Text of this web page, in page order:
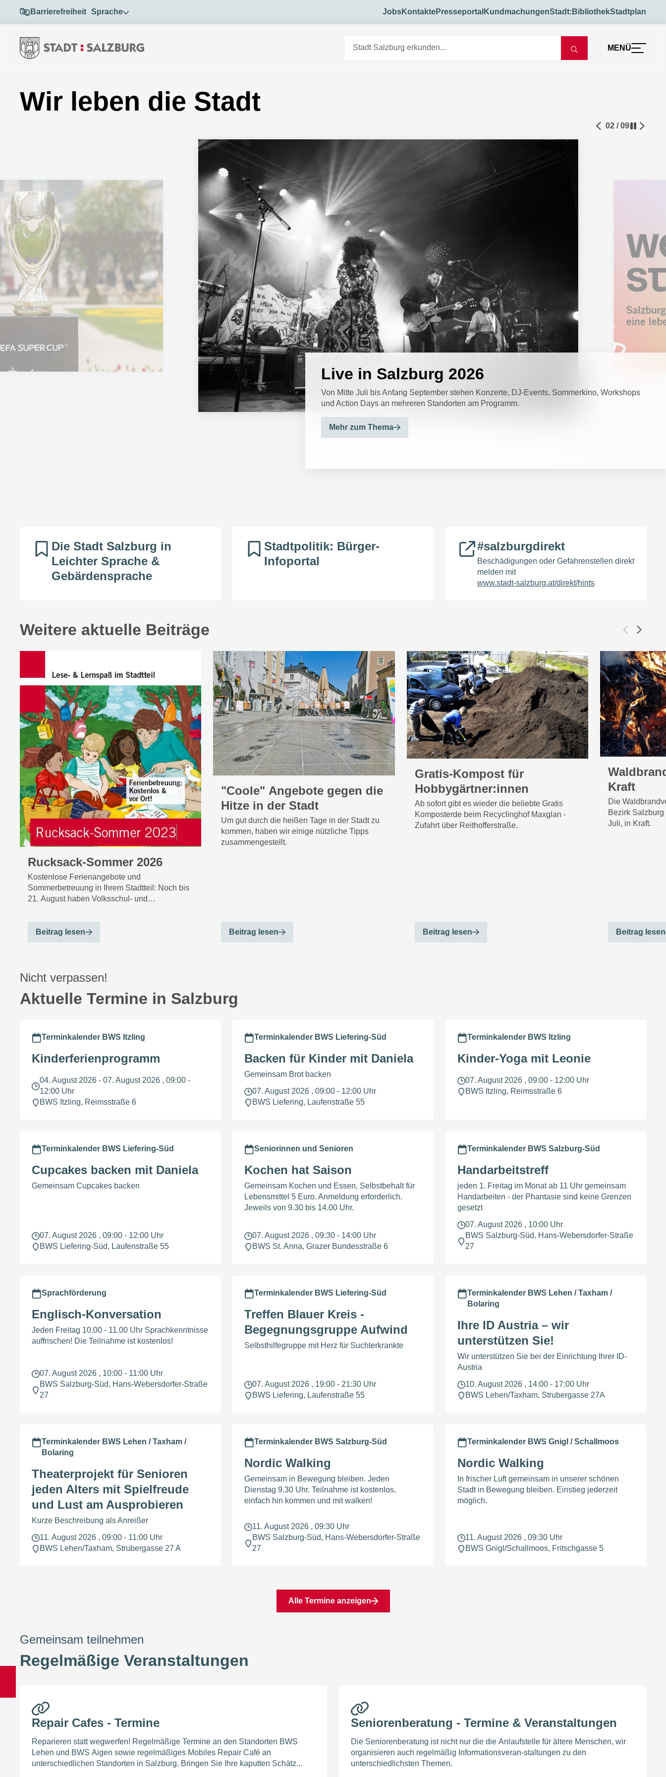
Barrierefreiheit Sprache JobsKontaktePresseportal KundmachungenStadt:BibliothekStadtplan
MENÜ
Wir leben die Stadt
02 / 09
Mehr zum Thema
Live in Salzburg 2026
Von Mitte Juli bis Anfang September stehen Konzerte, DJ-Events, Sommerkino, Workshops
und Action Days an mehreren Standorten am Programm.
Mehr zum Thema
Mehr zum Thema
Mehr zum Thema
Mehr zum Thema
Die Stadt Salzburg in
Leichter Sprache &
Gebärdensprache
Stadtpolitik: Bürger-
Infoportal
#salzburgdirekt
Beschädigungen oder Gefahrenstellen direkt
melden mit
www.stadt-salzburg.at/direkt/hints
Weitere aktuelle Beiträge
Rucksack-Sommer 2026
Kostenlose Ferienangebote und
Sommerbetreuung in Ihrem Stadtteil: Noch bis
21. August haben Volksschul- und
Basteln und Üben.
Beitrag lesen
"Coole" Angebote gegen die
Hitze in der Stadt
Um gut durch die heißen Tage in der Stadt zu
kommen, haben wir einige nützliche Tipps
zusammengestellt.
Beitrag lesen
Gratis-Kompost für
Hobbygärtner:innen
Ab sofort gibt es wieder die beliebte Gratis
Komposterde beim Recyclinghof Maxglan -
Zufahrt über Reithofferstraße.
Beitrag lesen
Kraft
Die
Bezirk
Juli, in Kraft.
Beitrag lesen
Nicht verpassen!
Aktuelle Termine in Salzburg
Terminkalender BWS Itzling
Kinderferienprogramm
04. August 2026 - 07. August 2026 , 09:00 -
12:00 Uhr
BWS Itzling, Reimsstraße 6
Terminkalender BWS Liefering-Süd
Backen für Kinder mit Daniela
Gemeinsam Brot backen
07. August 2026 , 09:00 - 12:00 Uhr
BWS Liefering, Laufenstraße 55
Terminkalender BWS Itzling
Kinder-Yoga mit Leonie
07. August 2026 , 09:00 - 12:00 Uhr
BWS Itzling, Reimsstraße 6
Terminkalender BWS Liefering-Süd
Cupcakes backen mit Daniela
Gemeinsam Cupcakes backen
07. August 2026 , 09:00 - 12:00 Uhr
BWS Liefering-Süd, Laufenstraße 55
Seniorinnen und Senioren
Kochen hat Saison
Gemeinsam Kochen und Essen, Selbstbehalt für
Lebensmittel 5 Euro. Anmeldung erforderlich.
Jeweils von 9.30 bis 14.00 Uhr.
07. August 2026 , 09:30 - 14:00 Uhr
BWS St. Anna, Grazer Bundesstraße 6
Terminkalender BWS Salzburg-Süd
Handarbeitstreff
jeden 1. Freitag im Monat ab 11 Uhr gemeinsam
Handarbeiten - der Phantasie sind keine Grenzen
gesetzt
07. August 2026 , 10:00 Uhr
BWS Salzburg-Süd, Hans-Webersdorfer-Straße
27
Sprachförderung
Englisch-Konversation
Jeden Freitag 10.00 - 11.00 Uhr Sprachkenntnisse
auffrischen! Die Teilnahme ist kostenlos!
07. August 2026 , 10:00 - 11:00 Uhr
BWS Salzburg-Süd, Hans-Webersdorfer-Straße
27
Terminkalender BWS Liefering-Süd
Treffen Blauer Kreis -
Begegnungsgruppe Aufwind
Selbsthilfegruppe mit Herz für Suchterkrankte
07. August 2026 , 19:00 - 21:30 Uhr
BWS Liefering, Laufenstraße 55
Terminkalender BWS Lehen / Taxham /
Bolaring
Ihre ID Austria – wir
unterstützen Sie!
Wir unterstützen Sie bei der Einrichtung Ihrer ID-
Austria
10. August 2026 , 14:00 - 17:00 Uhr
BWS Lehen/Taxham, Strubergasse 27A
Terminkalender BWS Lehen / Taxham /
Bolaring
Theaterprojekt für Senioren
jeden Alters mit Spielfreude
und Lust am Ausprobieren
Kurze Beschreibung als Anreißer
11. August 2026 , 09:00 - 11:00 Uhr
BWS Lehen/Taxham, Strubergasse 27 A
Terminkalender BWS Salzburg-Süd
Nordic Walking
Gemeinsam in Bewegung bleiben. Jeden
Dienstag 9.30 Uhr. Teilnahme ist kostenlos,
einfach hin kommen und mit walken!
11. August 2026 , 09:30 Uhr
BWS Salzburg-Süd, Hans-Webersdorfer-Straße
27
Terminkalender BWS Gnigl / Schallmoos
Nordic Walking
In frischer Luft gemeinsam in unserer schönen
Stadt in Bewegung bleiben. Einstieg jederzeit
möglich.
11. August 2026 , 09:30 Uhr
BWS Gnigl/Schallmoos, Fritschgasse 5
Alle Termine anzeigen
Gemeinsam teilnehmen
Regelmäßige Veranstaltungen
Repair Cafes - Termine
Reparieren statt wegwerfen! Regelmäßige Termine an den Standorten BWS
Lehen und BWS Aigen sowie regelmäßiges Mobiles Repair Café an
unterschiedlichen Standorten in Salzburg. Bringen Sie Ihre kaputten Schätz...
Seniorenberatung - Termine & Veranstaltungen
Die Seniorenberatung ist nicht nur die die Anlaufstelle für ältere Menschen, wir
organisieren auch regelmäßig Informationsveran-staltungen zu den
unterschiedlichsten Themen.